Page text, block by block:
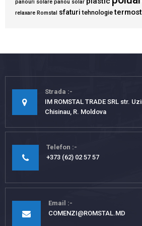
panouri solare panou solar
relaxare Romstal sfaturi tehnologie
Strada
IM ROMSTAL TRADE SRL str.
Chisinau, R. Moldova
Telefon
+373 (62) 02 57 57
Email
COMENZI@ROMSTAL.MD